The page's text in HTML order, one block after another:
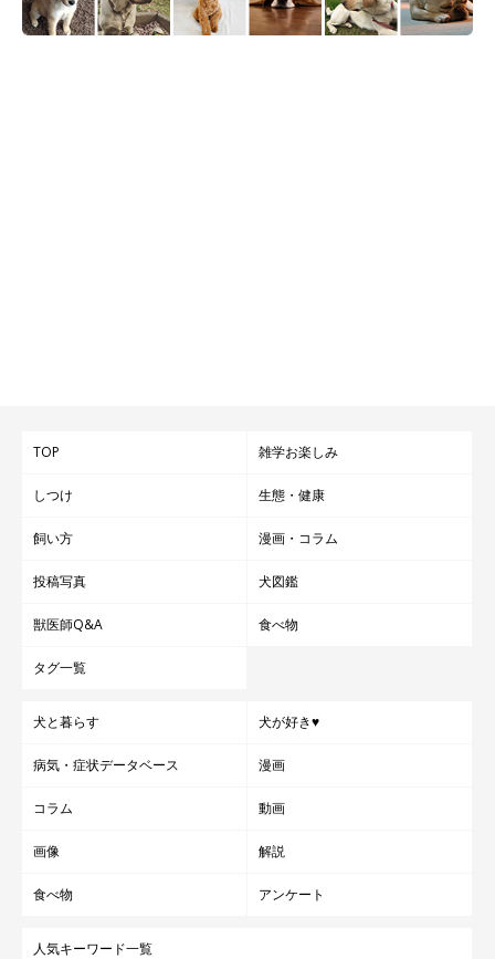
TOP 雑学お楽しみ
しつけ 生態・健康
飼い方 漫画・コラム
投稿写真 犬図鑑
獣医師Q&A 食べ物
タグ一覧
犬と暮らす 犬が好き♥
病気・症状データベース 漫画
コラム 動画
画像 解説
食べ物 アンケート
人気キーワード一覧